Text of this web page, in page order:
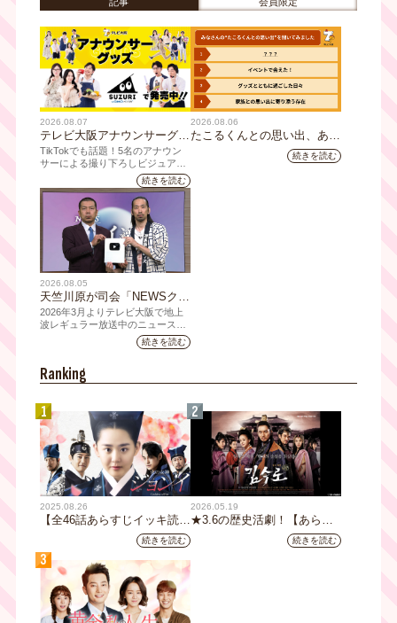
2026.08.07
テレビ大阪アナウンサーグッ
ズの新商品 8月8日(土)に発
売！ テーマは「個性全開」5
人それぞれの"らしさ"を詰め
込んだアイテムが登場
TikTokでも話題！5名のアナウン
サーによる撮り下ろしビジュアル
を使用した新グッズを発売続きを読む
2026.08.06
たこるくんとの思い出、あり
ますか？会員のみなさんに聞
続きを読む
2026.08.05
天竺川原が司会「NEWSクラ
イシス」チャンネル登録者数
10万人突破！テレビ大阪の番
組史上最速記録を更新
2026年3月よりテレビ大阪で地上
波レギュラー放送中のニュース番
組「NEWSクライシス」が、この
たび2026年7月12日(日)に、
人を達成しました。
続きを読む
Ranking
1
2025.08.26
【全46話あらすじイッキ読
み】韓国ドラマ『火の女神
ジョンイ』｜テレビ大阪 9
月11日（木）朝8時放送スタ
ート
続きを読む
2
2026.05.19
★3.6の歴史活劇！【あらす
じ全32話イッキ読み】韓国ド
ラマ『鉄の王 キム・スロ』
続きを読む
3